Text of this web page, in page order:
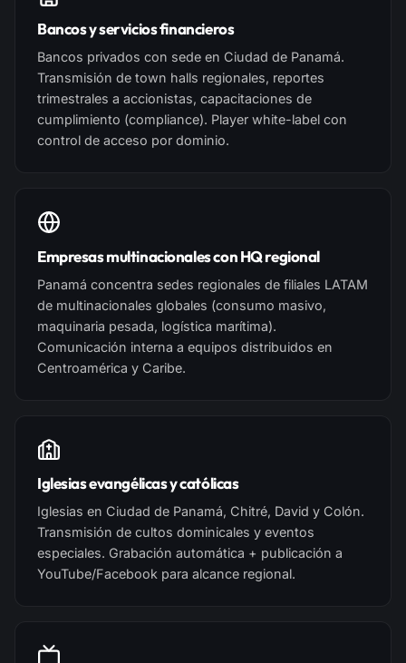
Bancos y servicios financieros
Bancos privados con sede en Ciudad de Panamá.
Transmisión de town halls regionales, reportes
trimestrales a accionistas, capacitaciones de
cumplimiento (compliance). Player white-label con
control de acceso por dominio.
Empresas multinacionales con HQ regional
Panamá concentra sedes regionales de filiales LATAM
de multinacionales globales (consumo masivo,
maquinaria pesada, logística marítima).
Comunicación interna a equipos distribuidos en
Centroamérica y Caribe.
Iglesias evangélicas y católicas
Iglesias en Ciudad de Panamá, Chitré, David y Colón.
Transmisión de cultos dominicales y eventos
especiales. Grabación automática + publicación a
YouTube/Facebook para alcance regional.